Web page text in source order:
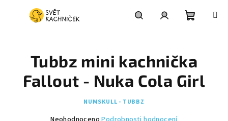
košík
Tubbz mini kachnička
Fallout - Nuka Cola Girl
NUMSKULL - TUBBZ
Průměrné